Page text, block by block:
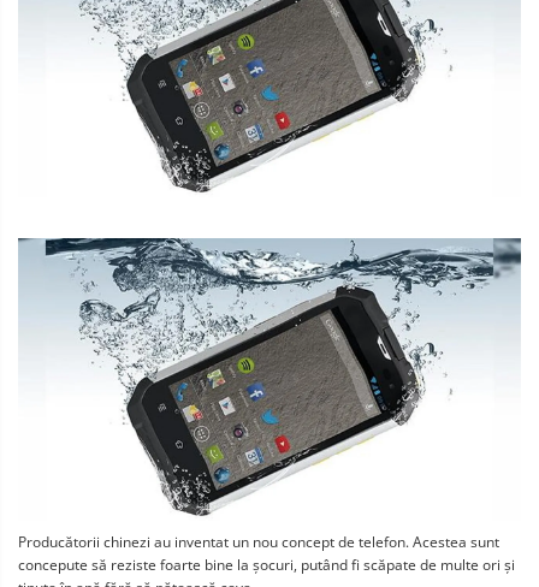
Producătorii chinezi au inventat un nou concept de telefon. Acestea sunt
concepute să reziste foarte bine la șocuri, putând fi scăpate de multe ori și